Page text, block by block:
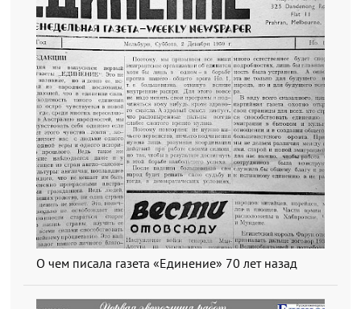
О чем писала газета «Единение» 70 лет назад